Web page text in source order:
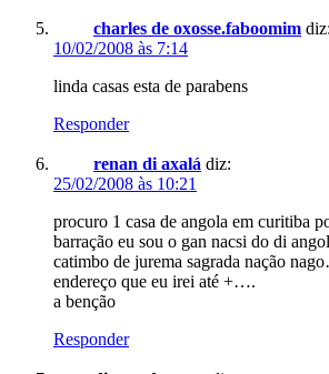
charles de oxosse.faboomim diz:
10/02/2008 às 7:14
linda casas esta de parabens
Responder
renan di axalá diz:
25/02/2008 às 10:21
procuro 1 casa de angola em curitiba
barração eu sou o gan nacsi do di
catimbo de jurema sagrada nação
endereço que eu irei até +….
a benção
Responder